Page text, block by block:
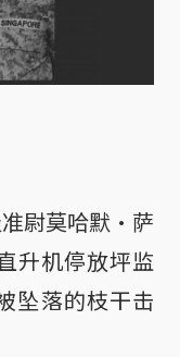
尉莫哈默·萨
升机停放坪监
坠落的枝干击